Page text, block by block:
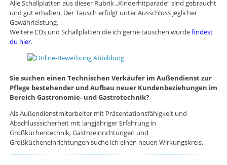
Alle Schallplatten aus dieser Rubrik „Kinderhitparade“ sind gebraucht
und gut erhalten. Der Tausch erfolgt unter Ausschluss jeglicher
Gewährleistung.
Weitere CDs und Schallplatten die ich gerne tauschen würdefindest
du hier.
Sie suchen einen Technischen Verkäufer im Außendienst zur
Pflege bestehender und Aufbau neuer Kundenbeziehungen im
Bereich Gastronomie- und Gastrotechnik?
Als Außendienstmitarbeiter mit Präsentationsfähigkeit und
Abschlusssicherheit mit langjähriger Erfahrung in
Großküchentechnik, Gastroeinrichtungen und
Großkücheneinrichtungen suche ich einen neuen Wirkungskreis.